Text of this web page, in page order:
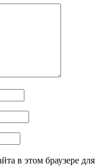
в этом браузере для